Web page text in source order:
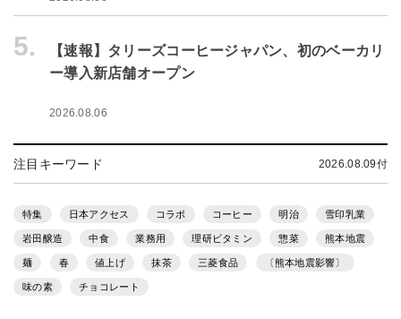
5.
【速報】タリーズコーヒージャパン、初のベーカリ
ー導入新店舗オープン
2026.08.06
注目キーワード 2026.08.09付
特集 日本アクセス コラボ コーヒー 明治 雪印乳業
岩田醸造 中食 業務用 理研ビタミン 惣菜 熊本地震
麺 春 値上げ 抹茶 三菱食品 〔熊本地震影響〕
味の素 チョコレート